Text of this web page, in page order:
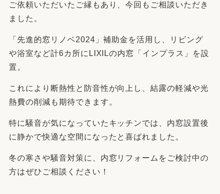
ご依頼いただいたご縁もあり、今回もご相談いただき
ました。
「先進的窓リノベ2024」補助金を活用し、リビング
や浴室など計6カ所にLIXILの内窓「インプラス」を設
置。
これにより断熱性と防音性が向上し、結露の軽減や光
熱費の削減も期待できます。
特に騒音が気になっていたキッチンでは、内窓設置後
に静かで快適な空間になったと喜ばれました。
冬の寒さや騒音対策に、内窓リフォームをご検討中の
方はぜひご相談ください！